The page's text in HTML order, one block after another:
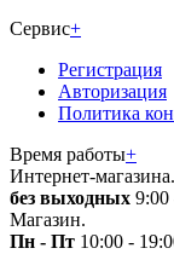
Сервис+
Регистрация
Авторизация
Политика
Время работы+
Интернет-магазина.
без выходных 9:00
Магазин.
Пн - Пт 10:00 -